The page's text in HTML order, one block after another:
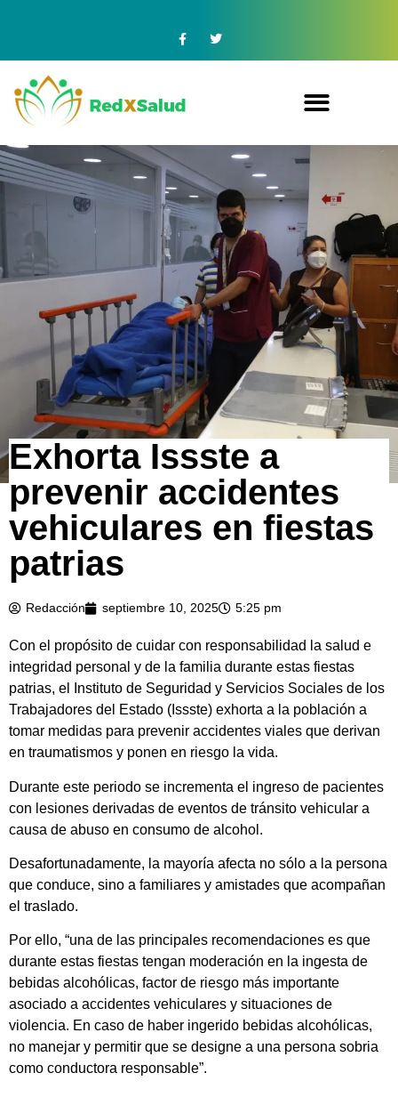
Exhorta Issste a
prevenir accidentes
vehiculares en fiestas
patrias
Redacción septiembre 10, 2025 5:25 pm
Con el propósito de cuidar con responsabilidad la salud e
integridad personal y de la familia durante estas fiestas
patrias, el Instituto de Seguridad y Servicios Sociales de los
Trabajadores del Estado (Issste) exhorta a la población a
tomar medidas para prevenir accidentes viales que derivan
en traumatismos y ponen en riesgo la vida.
Durante este periodo se incrementa el ingreso de pacientes
con lesiones derivadas de eventos de tránsito vehicular a
causa de abuso en consumo de alcohol.
Desafortunadamente, la mayoría afecta no sólo a la persona
que conduce, sino a familiares y amistades que acompañan
el traslado.
Por ello, “una de las principales recomendaciones es que
durante estas fiestas tengan moderación en la ingesta de
bebidas alcohólicas, factor de riesgo más importante
asociado a accidentes vehiculares y situaciones de
violencia. En caso de haber ingerido bebidas alcohólicas,
no manejar y permitir que se designe a una persona sobria
como conductora responsable”.